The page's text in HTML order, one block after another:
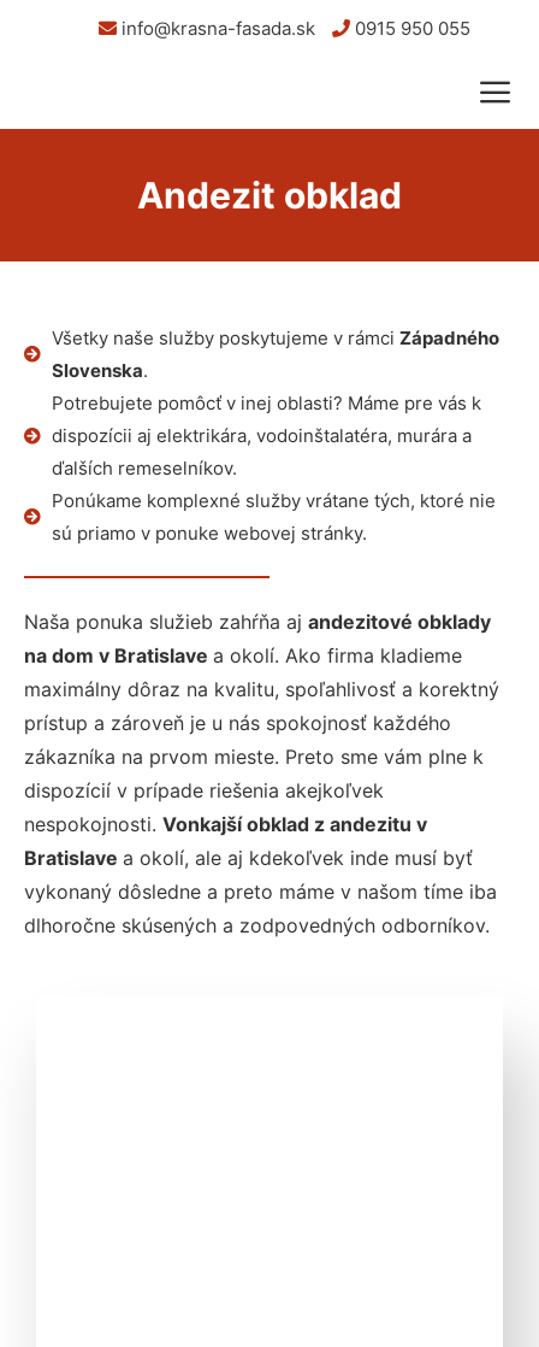
info@krasna-fasada.sk 0915 950 055
Andezit obklad
Všetky naše služby poskytujeme v rámci Západného
Slovenska.
Potrebujete pomôcť v inej oblasti? Máme pre vás k
dispozícii aj elektrikára, vodoinštalatéra, murára a
ďalších remeselníkov.
Ponúkame komplexné služby vrátane tých, ktoré nie
sú priamo v ponuke webovej stránky.
Naša ponuka služieb zahŕňa aj andezitové obklady
na dom v Bratislave a okolí. Ako firma kladieme
maximálny dôraz na kvalitu, spoľahlivosť a korektný
prístup a zároveň je u nás spokojnosť každého
zákazníka na prvom mieste. Preto sme vám plne k
dispozícií v prípade riešenia akejkoľvek
nespokojnosti. Vonkajší obklad z andezitu v
Bratislave a okolí, ale aj kdekoľvek inde musí byť
vykonaný dôsledne a preto máme v našom tíme iba
dlhoročne skúsených a zodpovedných odborníkov.